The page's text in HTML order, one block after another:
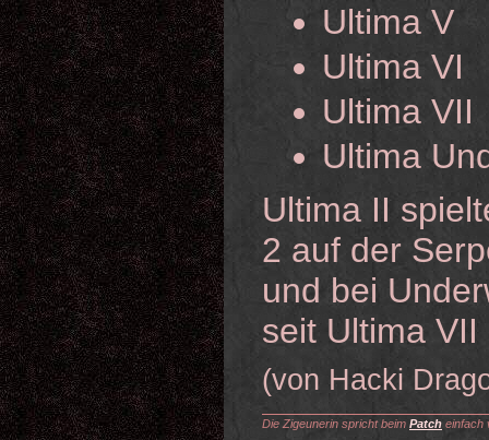
Ultima V
Ultima VI
Ultima VII
Ultima
Ultima II
2 auf der
und bei
seit Ultima
(von Hacki
Die Zigeunerin spricht beim Patch einfach